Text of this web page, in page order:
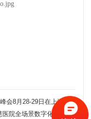
29日在上海隆重召开！
数字化建设博览会亮点揭秘